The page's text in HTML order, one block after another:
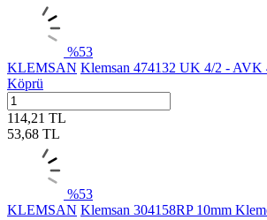
%53
KLEMSAN Klemsan 474132 UK 4/2 -
Köprü
114,21 TL
53,68 TL
%53
KLEMSAN Klemsan 304158RP 10mm